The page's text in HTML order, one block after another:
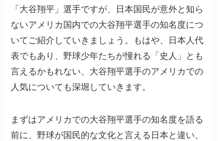
「大谷翔平」選手ですが、日本国民が意外と知ら
ないアメリカ国内での大谷翔平選手の知名度につ
いてご紹介していきましょう。もはや、日本人代
表でもあり、野球少年たちが憧れる「史人」とも
言えるかもれない、大谷翔平選手のアメリカでの
人気についても深堀していきます。
まずはアメリカでの大谷翔平選手の知名度を語る
前に、野球が国民的な文化と言える日本と違い、